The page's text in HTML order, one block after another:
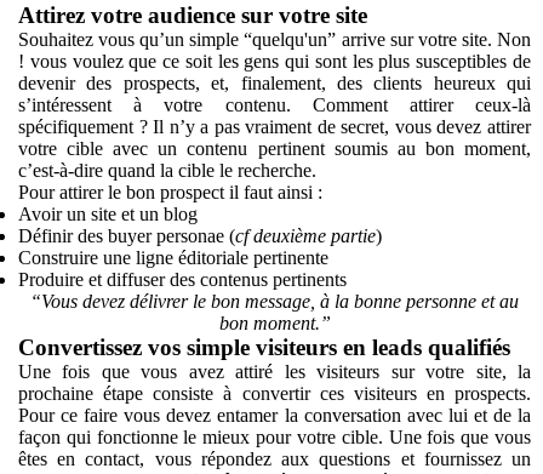
Attirez votre audience sur votre site
Souhaitez vous qu’un simple “quelqu'un” arrive sur votre site. Non
! vous voulez que ce soit les gens qui sont les plus susceptibles de
devenir des prospects, et, finalement, des clients heureux qui
s’intéressent à votre contenu. Comment attirer ceux-là
spécifiquement ? Il n’y a pas vraiment de secret, vous devez attirer
votre cible avec un contenu pertinent soumis au bon moment,
c’est-à-dire quand la cible le recherche.
Pour attirer le bon prospect il faut ainsi :
Avoir un site et un blog
Définir des buyer personae (cf deuxième partie)
Construire une ligne éditoriale pertinente
Produire et diffuser des contenus pertinents
“Vous devez délivrer le bon message, à la bonne personne et au
bon moment.”
Convertissez vos simple visiteurs en leads qualifiés
Une fois que vous avez attiré les visiteurs sur votre site, la
prochaine étape consiste à convertir ces visiteurs en prospects.
Pour ce faire vous devez entamer la conversation avec lui et de la
façon qui fonctionne le mieux pour votre cible. Une fois que vous
êtes en contact, vous répondez aux questions et fournissez un